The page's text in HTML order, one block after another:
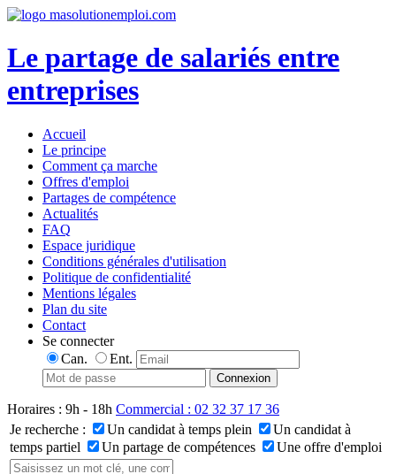
Le partage de salariés entre
entreprises
Accueil
Le principe
Comment ça marche
Offres d'emploi
Partages de compétence
Actualités
FAQ
Espace juridique
Conditions générales d'utilisation
Politique de confidentialité
Mentions légales
Plan du site
Contact
Se connecter
Can.
Ent.
Horaires : 9h - 18h Commercial : 02 32 37 17 36
Je recherche :
Un candidat à temps plein
Un candidat à
temps partiel
Un partage de compétences Une offre d'emploi